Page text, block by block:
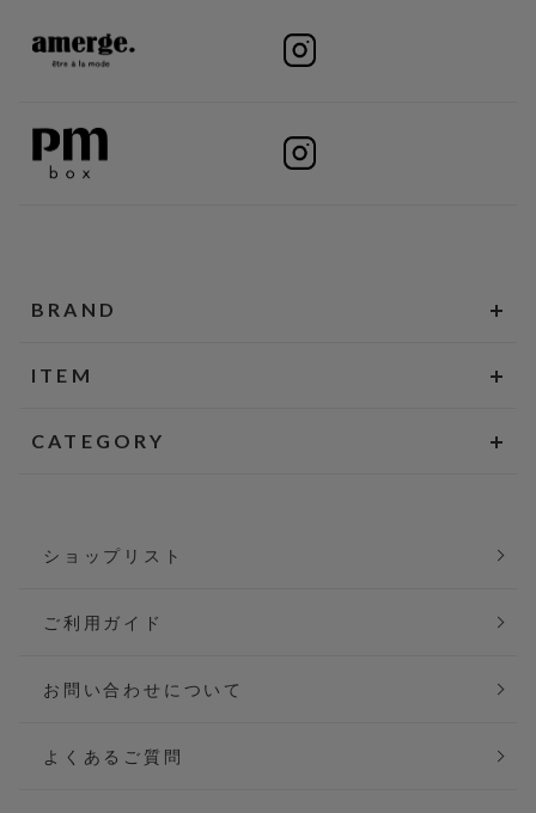
BRAND
ITEM
CATEGORY
ショップリスト
ご利用ガイド
お問い合わせについて
よくあるご質問